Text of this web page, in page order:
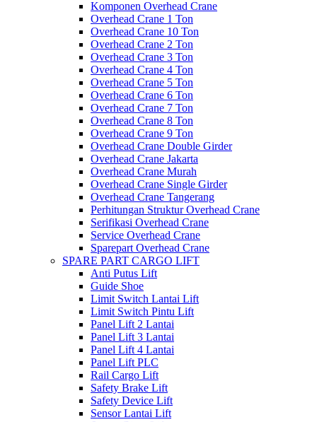
Komponen Overhead Crane
Overhead Crane 1 Ton
Overhead Crane 10 Ton
Overhead Crane 2 Ton
Overhead Crane 3 Ton
Overhead Crane 4 Ton
Overhead Crane 5 Ton
Overhead Crane 6 Ton
Overhead Crane 7 Ton
Overhead Crane 8 Ton
Overhead Crane 9 Ton
Overhead Crane Double Girder
Overhead Crane Jakarta
Overhead Crane Murah
Overhead Crane Single Girder
Overhead Crane Tangerang
Perhitungan Struktur Overhead Crane
Serifikasi Overhead Crane
Service Overhead Crane
Sparepart Overhead Crane
SPARE PART CARGO LIFT
Anti Putus Lift
Guide Shoe
Limit Switch Lantai Lift
Limit Switch Pintu Lift
Panel Lift 2 Lantai
Panel Lift 3 Lantai
Panel Lift 4 Lantai
Panel Lift PLC
Rail Cargo Lift
Safety Brake Lift
Safety Device Lift
Sensor Lantai Lift